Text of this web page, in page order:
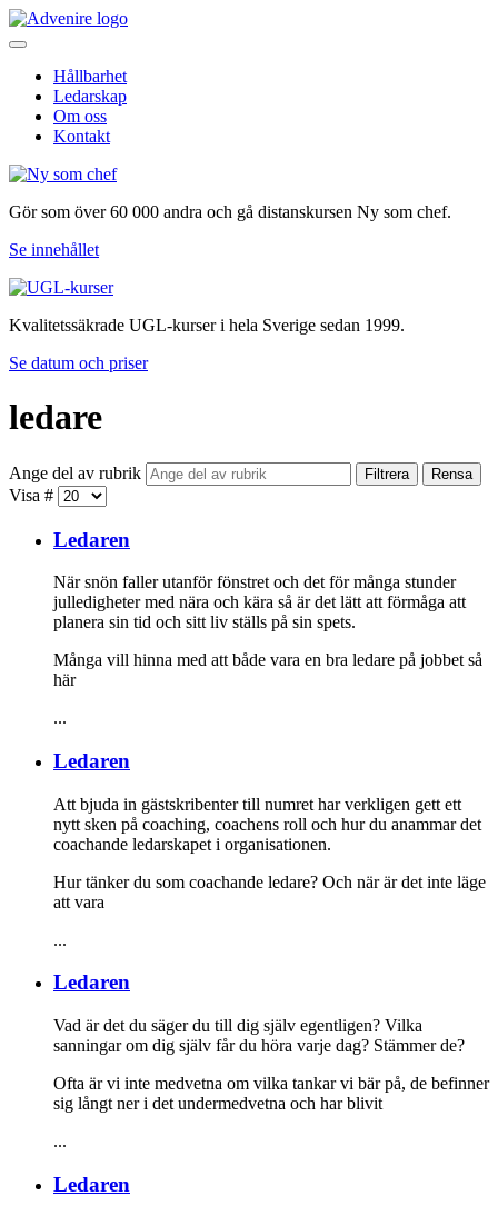
Hållbarhet
Ledarskap
Om oss
Kontakt
Gör som över 60 000 andra och gå distanskursen Ny som chef.
Se innehållet
Kvalitetssäkrade UGL-kurser i hela Sverige sedan 1999.
Se datum och priser
ledare
Ange del av rubrik Filtrera Rensa
Visa #
Ledaren
När snön faller utanför fönstret och det för många stunder
julledigheter med nära och kära så är det lätt att förmåga att
planera sin tid och sitt liv ställs på sin spets.
Många vill hinna med att både vara en bra ledare på jobbet så
här
...
Ledaren
Att bjuda in gästskribenter till numret har verkligen gett ett
nytt sken på coaching, coachens roll och hur du anammar det
coachande ledarskapet i organisationen.
Hur tänker du som coachande ledare? Och när är det inte läge
att vara
...
Ledaren
Vad är det du säger du till dig själv egentligen? Vilka
sanningar om dig själv får du höra varje dag? Stämmer de?
Ofta är vi inte medvetna om vilka tankar vi bär på, de befinner
sig långt ner i det undermedvetna och har blivit
...
Ledaren